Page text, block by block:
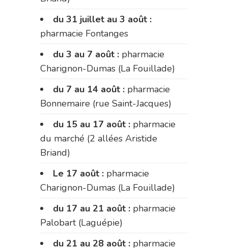
du 31 juillet au 3 août :
pharmacie Fontanges
du 3 au 7 août : pharmacie
Charignon-Dumas (La Fouillade)
du 7 au 14 août : pharmacie
Bonnemaire (rue Saint-Jacques)
du 15 au 17 août : pharmacie
du marché (2 allées Aristide
Briand)
Le 17 août : pharmacie
Charignon-Dumas (La Fouillade)
du 17 au 21 août : pharmacie
Palobart (Laguépie)
du 21 au 28 août : pharmacie